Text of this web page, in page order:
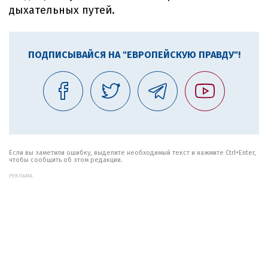
дыхательных путей.
ПОДПИСЫВАЙСЯ НА "ЕВРОПЕЙСКУЮ ПРАВДУ"!
Если вы заметили ошибку, выделите необходимый текст и нажмите Ctrl+Enter,
чтобы сообщить об этом редакции.
РЕКЛАМА: